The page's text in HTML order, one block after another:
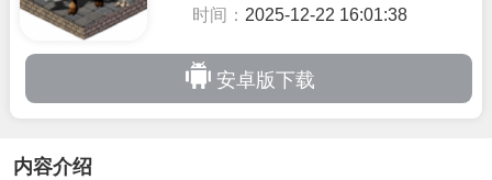
时间： 2025-12-22 16:01:38
安卓版下载
内容介绍